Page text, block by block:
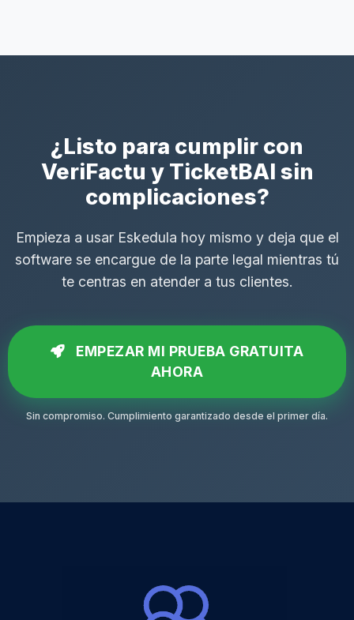
¿Listo para cumplir con
VeriFactu y TicketBAI sin
complicaciones?
Empieza a usar Eskedula hoy mismo y deja que el
software se encargue de la parte legal mientras tú
te centras en atender a tus clientes.
EMPEZAR MI PRUEBA GRATUITA
AHORA
Sin compromiso. Cumplimiento garantizado desde el primer día.